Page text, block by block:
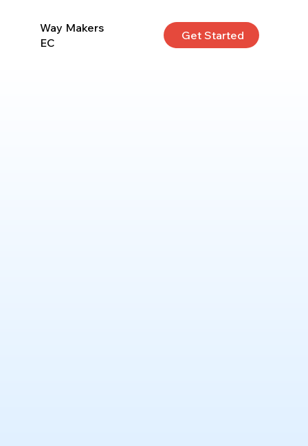
Get Started
Way Makers
EC